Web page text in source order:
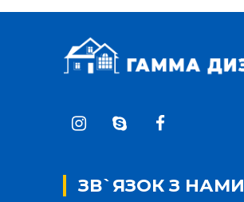
ЗВ`ЯЗОК З НАМИ